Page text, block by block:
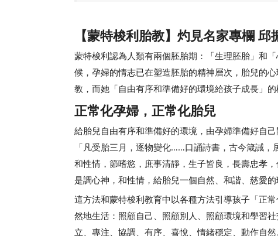
【蒙特梭利胎教】灼見名家專欄 邱
蒙特梭利認為人類有兩個胚胎期：「生理胚胎」和
候，孕婦的情志已在塑造胚胎的精神層次，胎兒的
教，而她「自由有序和準備好的環境給孩子成長」的
正常化孕婦，正常化胎兒
給胎兒自由有序和準備好的環境，由孕婦準備好自
「凡受胎三月，逐物變化……口誦詩書，古今箴誡
和性情，節嗜慾，庶事清靜，生子皆良，長壽忠孝
是調心神，和性情，給胎兒一個自然、和諧、慈愛的
這方法和蒙特梭利教育中以各種方法引導孩子「正
然地生活：照顧自己、照顧別人、照顧環境和學習
立、專注、協調、有序、喜悅、情緒穩定、動作自然